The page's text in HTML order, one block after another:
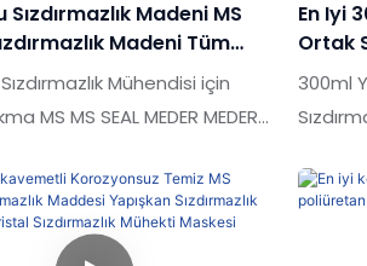
Silikon Sızdırmazlık
Sızdırmazlık Madeni MS
Madeni Tüm
Sızdırmazlık Maddesi Için
Yüksek Tack
Mühendisi için
MS MS SEAL MEDER MEDER
performans,
vb. Açısından eşsiz
avantajlara sahiptir ve
En Iyi
Ortak
300ml
kalite,